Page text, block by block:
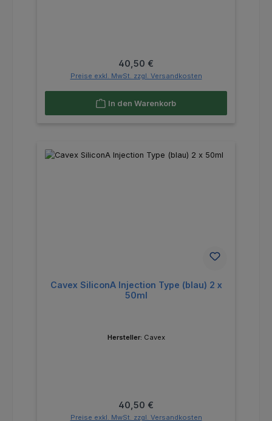
Regulärer Preis:
40,50 €
Preise exkl. MwSt. zzgl. Versandkosten
In den Warenkorb
Cavex SiliconA Injection Type (blau) 2 x
50ml
Hersteller: Cavex
Regulärer Preis:
40,50 €
Preise exkl. MwSt. zzgl. Versandkosten